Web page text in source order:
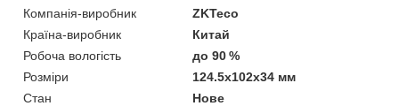
Компанія-виробник
ZKTeco
Країна-виробник
Китай
Робоча вологість
до 90 %
Розміри
124.5x102x34 мм
Стан
Нове